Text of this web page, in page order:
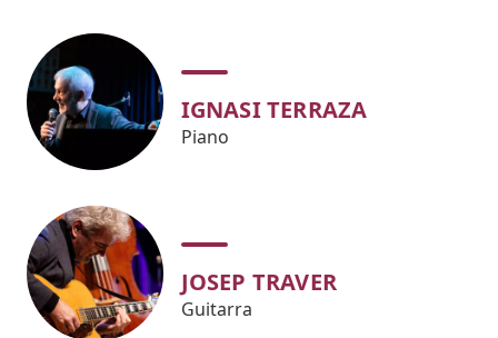
IGNASI TERRAZA
Piano
JOSEP TRAVER
Guitarra